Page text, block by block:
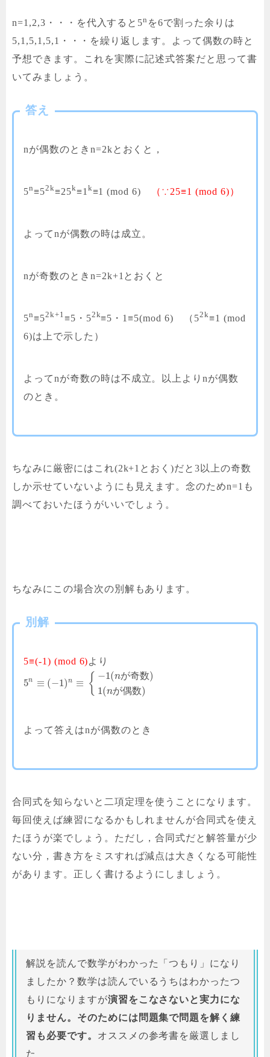
n=1,2,3・・・を代入すると5n を6で割った余りは
5,1,5,1,5,1・・・を繰り返します。よって偶数の時と
予想できます。これを実際に記述式答案だと思って書
いてみましょう。
答え
nが偶数のときn=2kとおくと，
5n≡52k≡25k≡1 k≡1 (mod 6) （∵25≡1 (mod 6)）
よってnが偶数の時は成立。
nが奇数のときn=2k+1とおくと
5n≡52k+1≡5・52k≡5・1≡5(mod 6) （52k≡1 (mod
6)は上で示した）
よってnが奇数の時は不成立。以上よりnが偶数
のとき。
ちなみに厳密にはこれ(2k+1とおく)だと3以上の奇数
しか示せていないようにも見えます。念のためn=1も
調べておいたほうがいいでしょう。
ちなみにこの場合次の別解もあります。
別解
5≡(-1) (mod 6)より
5n ≡ (−1)n ≡ { −1(nが奇数)
1(nが偶数)
よって答えはnが偶数のとき
合同式を知らないと二項定理を使うことになります。
毎回使えば練習になるかもしれませんが合同式を使え
たほうが楽でしょう。ただし，合同式だと解答量が少
ない分，書き方をミスすれば減点は大きくなる可能性
があります。正しく書けるようにしましょう。
解説を読んで数学がわかった「つもり」になり
ましたか？数学は読んでいるうちはわかったつ
もりになりますが演習をこなさないと実力にな
りません。そのためには問題集で問題を解く練
習も必要です。 オススメの参考書を厳選しまし
た